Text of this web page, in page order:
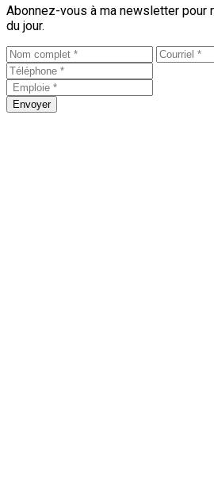
Abonnez-vous à ma newsletter pour
du jour.
Envoyer